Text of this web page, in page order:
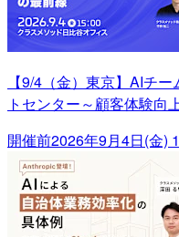
【9/4（金）東京】AIチ
トセンター～顧客体験向
開催前2026年9月4日(金)